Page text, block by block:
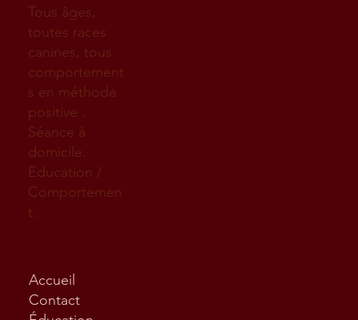
Tous âges,
toutes races
canines, tous
comportement
s en méthode
positive .
Séance à
domicile.
Education /
Comportemen
t.
Accueil
Contact